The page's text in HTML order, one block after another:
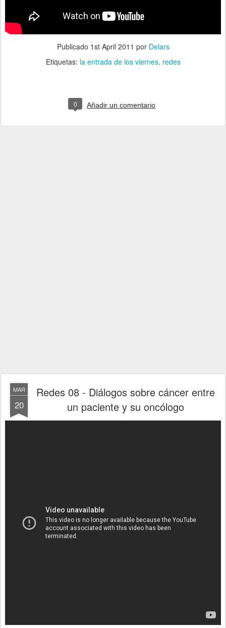
Publicado 1st April 2011 por Delars
Etiquetas: la entrada de los viernes redes
0 Añadir un comentario
MAR
20
Redes 08 - Diálogos sobre cáncer entre
un paciente y su oncólogo